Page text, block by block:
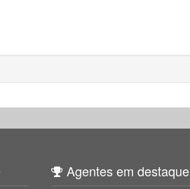
Agentes em destaque